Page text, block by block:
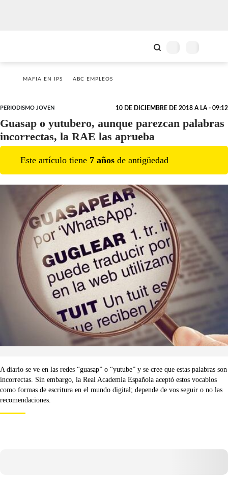
MAFIA EN IPS ABC EMPLEOS
PERIODISMO JOVEN 10 DE DICIEMBRE DE 2018 A LA - 09:12
Guasap o yutubero, aunque parezcan palabras
incorrectas, la RAE las aprueba
Este artículo tiene 7 años de antigüedad
A diario se ve en las redes “guasap” o “yutube” y se cree que estas palabras son
incorrectas. Sin embargo, la Real Academia Española aceptó estos vocablos
como formas de escritura en el mundo digital; depende de vos seguir o no las
recomendaciones.